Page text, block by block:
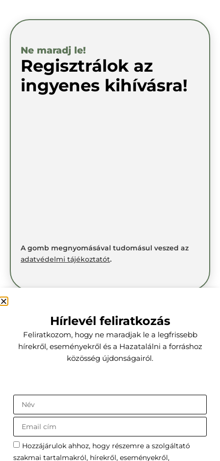
Ne maradj le!
Regisztrálok az
ingyenes kihívásra!
A gomb megnyomásával tudomásul veszed az
adatvédelmi tájékoztatót.
Mi történik a regisztráció
után?
A regisztrációt követően emailben azonnal
elküldjük a részleteket.
Hírlevél feliratkozás
Feliratkozom, hogy ne maradjak le a legfrissebb
hírekről, eseményekről és a Hazatalálni a forráshoz
közösség újdonságairól.
Hozzájárulok ahhoz, hogy részemre a szolgáltató
szakmai tartalmakról, hírekről, eseményekről,